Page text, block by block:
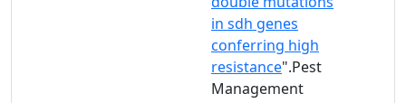
in sdh genes
conferring high
resistance".Pest
Management